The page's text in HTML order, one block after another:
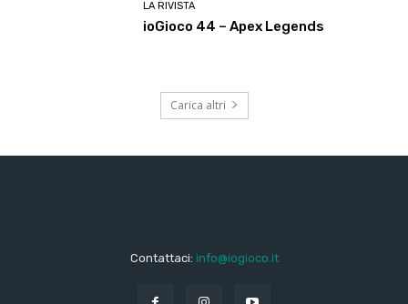
LA RIVISTA
ioGioco 44 – Apex Legends
Carica altri
Contattaci: info@iogioco.it